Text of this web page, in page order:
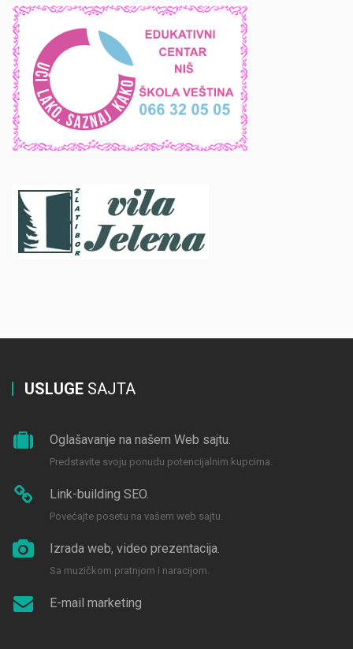
USLUGE SAJTA
Oglašavanje na našem Web sajtu.
Predstavite svoju ponudu potencijalnim kupcima.
Link-building SEO.
Povećajte posetu na vašem web sajtu.
Izrada web, video prezentacija.
Sa muzičkom pratnjom i naracijom.
E-mail marketing